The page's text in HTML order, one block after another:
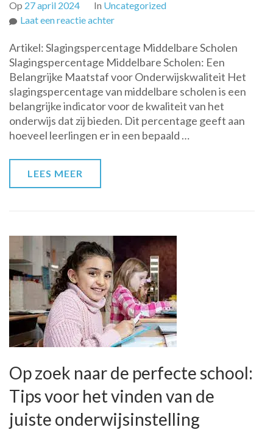
Op 27 april 2024 In Uncategorized
Laat een reactie achterop
van
het
Slagingspercentage
op
Middelbare
Scholen
in
Artikel: Slagingspercentage Middelbare Scholen
Slagingspercentage Middelbare Scholen: Een
Belangrijke Maatstaf voor Onderwijskwaliteit Het
slagingspercentage van middelbare scholen is een
belangrijke indicator voor de kwaliteit van het
onderwijs dat zij bieden. Dit percentage geeft aan
hoeveel leerlingen er in een bepaald …
LEES MEER
Op zoek naar de perfecte school:
Tips voor het vinden van de
juiste onderwijsinstelling